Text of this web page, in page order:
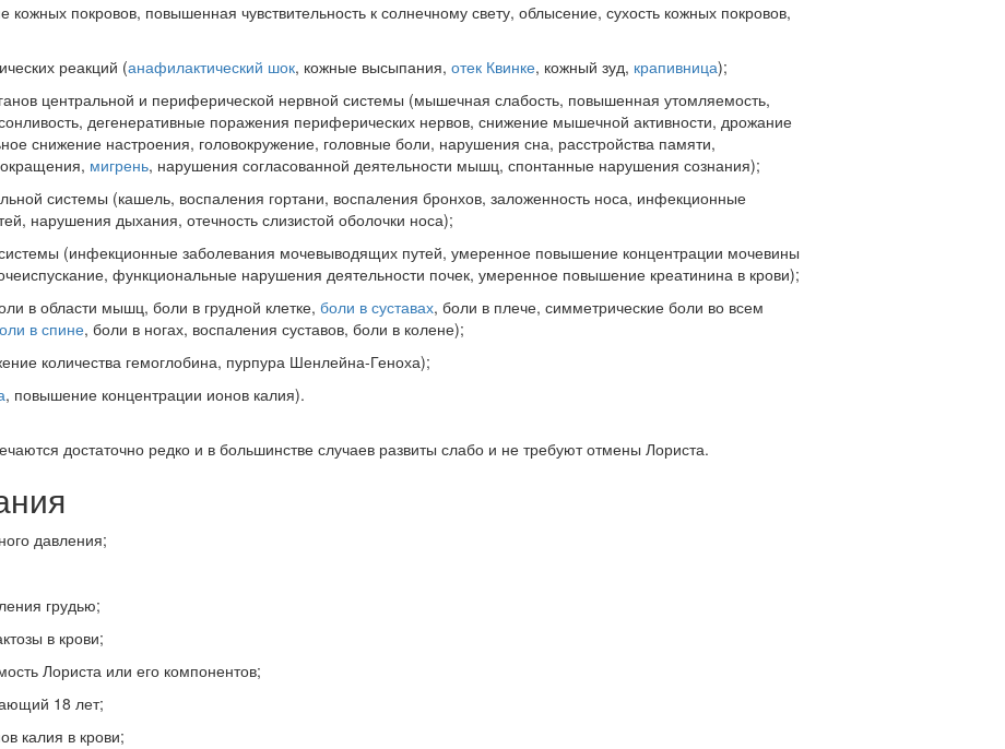
кожных покровов, повышенная чувствительность к солнечному свету, облысение, сухость кожных покровов,
реакций (анафилактический шок, кожные высыпания, отек Квинке, кожный зуд, крапивница);
центральной и периферической нервной системы (мышечная слабость, повышенная утомляемость,
дегенеративные поражения периферических нервов, снижение мышечной активности, дрожание
снижение настроения, головокружение, головные боли, нарушения сна, расстройства памяти,
мигрень, нарушения согласованной деятельности мышц, спонтанные нарушения сознания);
системы (кашель, воспаления гортани, воспаления бронхов, заложенность носа, инфекционные
нарушения дыхания, отечность слизистой оболочки носа);
(инфекционные заболевания мочевыводящих путей, умеренное повышение концентрации мочевины
функциональные нарушения деятельности почек, умеренное повышение креатинина в крови);
в области мышц, боли в грудной клетке, боли в суставах, боли в плече, симметрические боли во всем
в спине, боли в ногах, воспаления суставов, боли в колене);
количества гемоглобина, пурпура Шенлейна-Геноха);
, повышение концентрации ионов калия).
достаточно редко и в большинстве случаев развиты слабо и не требуют отмены Лориста.
давления;
грудью;
в крови;
Лориста или его компонентов;
18 лет;
калия в крови;